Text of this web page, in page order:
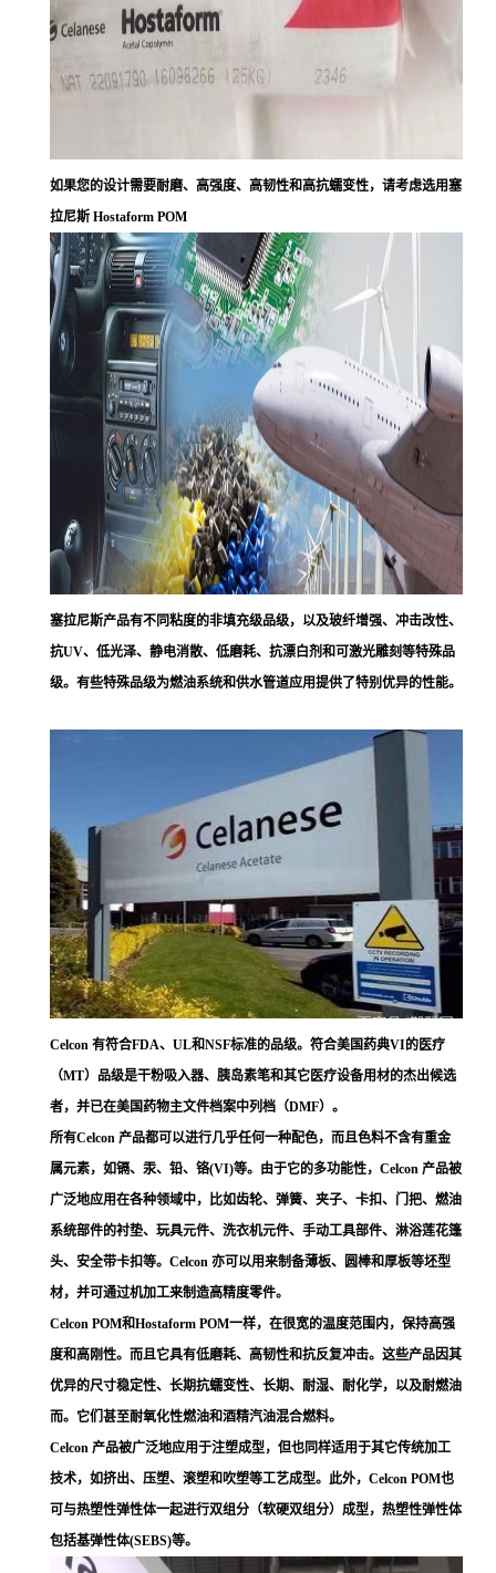
如果您的设计需要耐磨、高强度、高韧性和高抗蠕变性，请考虑选用塞
拉尼斯 Hostaform POM
塞拉尼斯产品有不同粘度的非填充级品级，以及玻纤增强、冲击改性、
抗UV、低光泽、静电消散、低磨耗、抗漂白剂和可激光雕刻等特殊品
级。有些特殊品级为燃油系统和供水管道应用提供了特别优异的性能。
Celcon 有符合FDA、UL和NSF标准的品级。符合美国药典VI的医疗
（MT）品级是干粉吸入器、胰岛素笔和其它医疗设备用材的杰出候选
者，并已在美国药物主文件档案中列档（DMF）。
所有Celcon 产品都可以进行几乎任何一种配色，而且色料不含有重金
属元素，如镉、汞、铅、铬(VI)等。由于它的多功能性，Celcon 产品被
广泛地应用在各种领域中，比如齿轮、弹簧、夹子、卡扣、门把、燃油
系统部件的衬垫、玩具元件、洗衣机元件、手动工具部件、淋浴莲花篷
头、安全带卡扣等。Celcon 亦可以用来制备薄板、圆棒和厚板等坯型
材，并可通过机加工来制造高精度零件。
Celcon POM和Hostaform POM一样，在很宽的温度范围内，保持高强
度和高刚性。而且它具有低磨耗、高韧性和抗反复冲击。这些产品因其
优异的尺寸稳定性、长期抗蠕变性、长期、耐湿、耐化学，以及耐燃油
而。它们甚至耐氧化性燃油和酒精汽油混合燃料。
Celcon 产品被广泛地应用于注塑成型，但也同样适用于其它传统加工
技术，如挤出、压塑、滚塑和吹塑等工艺成型。此外，Celcon POM也
可与热塑性弹性体一起进行双组分（软硬双组分）成型，热塑性弹性体
包括基弹性体(SEBS)等。